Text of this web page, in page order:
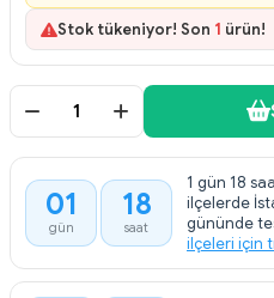
Stok tükeniyor! Son 1 ürün!
01
gün
18
saat
1 gün 18
ilçelerde
gününde
ilçeleri için